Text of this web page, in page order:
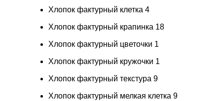
Хлопок фактурный клетка 4
Хлопок фактурный крапинка 18
Хлопок фактурный цветочки 1
Хлопок фактурный кружочки 1
Хлопок фактурный текстура 9
Хлопок фактурный мелкая клетка 9